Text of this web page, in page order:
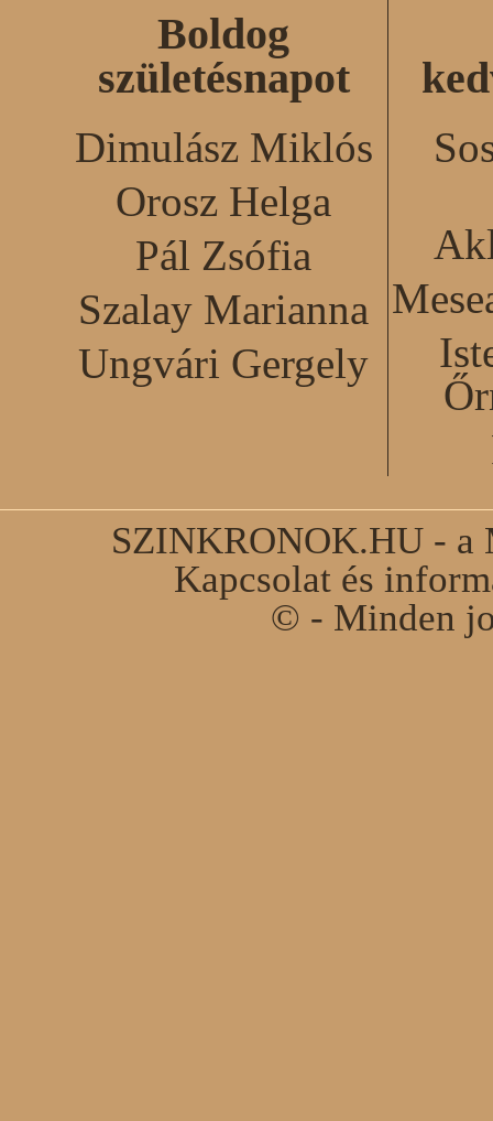
Boldog
születésnapot
Dimulász Miklós
Orosz Helga
Pál Zsófia
Szalay Marianna
Ungvári Gergely
SZINKRONOK.HU - a
Kapcsolat és
© - Minden